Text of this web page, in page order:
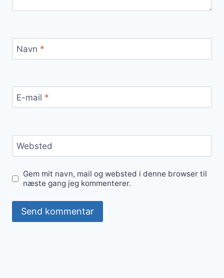
Navn *
E-mail *
Websted
Gem mit navn, mail og websted i denne browser til
næste gang jeg kommenterer.